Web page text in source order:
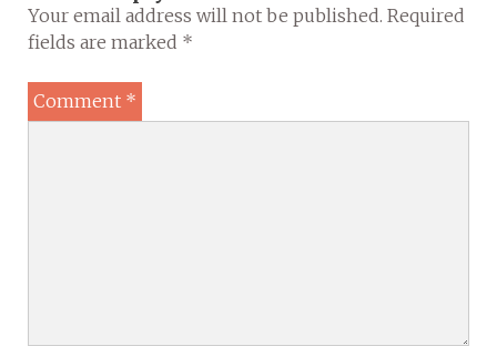
Your email address will not be published. Required
fields are marked *
Comment *